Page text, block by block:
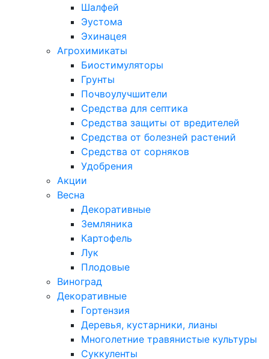
Шалфей
Эустома
Эхинацея
Агрохимикаты
Биостимуляторы
Грунты
Почвоулучшители
Средства для септика
Средства защиты от вредителей
Средства от болезней растений
Средства от сорняков
Удобрения
Акции
Весна
Декоративные
Земляника
Картофель
Лук
Плодовые
Виноград
Декоративные
Гортензия
Деревья, кустарники, лианы
Многолетние травянистые культуры
Суккуленты